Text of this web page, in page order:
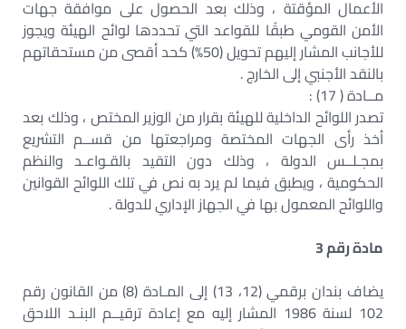
الأعمال المؤقتة ، وذلك بعد الحصول على موافقة جهات
الأمن القومي طبقًا للقواعد التي تحددها لوائح الهيئة ويجوز
للأجانب المشار إليهم تحويل (50%) كحد أقصى من مستحقاتهم
بالنقد الأجنبي إلى الخارج .
مــادة ( 17) :
تصدر اللوائح الداخلية للهيئة بقرار من الوزير المختص ، وذلك بعد
أخذ رأى الجهات المختصة ومراجعتها من قســم التشريع
بمجـلــس الدولة ، وذلك دون التقيد بالقـواعـد والنظم
الحكومية ، ويطبق فيما لم يرد به نص في تلك اللوائح القوانين
واللوائح المعمول بها في الجهاز الإداري للدولة .
مادة رقم 3
يضاف بندان برقمي (12، 13) إلى المـادة (8) من القانون رقم
102 لسنة 1986 المشار إليه مع إعادة ترقيــم البنـد اللاحق